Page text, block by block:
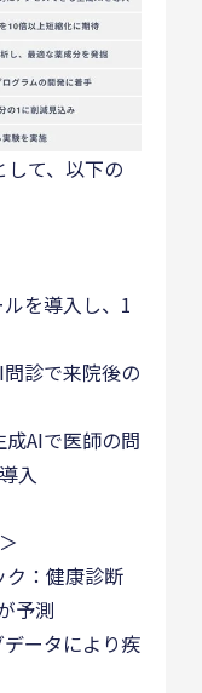
て、以下の
を導入し、1
診で来院後の
AIで医師の問
入
：健康診断
予測
ータにより疾